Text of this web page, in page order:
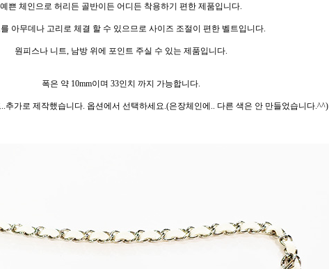
예쁜 체인으로 허리든 골반이든 어디든 착용하기 편한 제품입니다.
아무데나 고리로 체결 할 수 있으므로 사이즈 조절이 편한 벨트입니다.
원피스나 니트, 남방 위에 포인트 주실 수 있는 제품입니다.
폭은 약 10mm이며 33인치 까지 가능합니다.
추가로 제작했습니다. 옵션에서 선택하세요.(은장체인에.. 다른 색은 안 만들었습니다.^^)